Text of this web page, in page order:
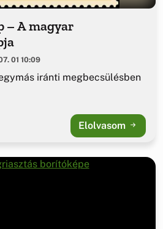
– A magyar
01 10:09
iránti megbecsülésben
Elolvasom